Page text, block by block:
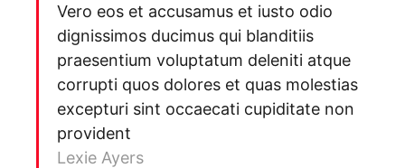
Vero eos et accusamus et iusto odio
dignissimos ducimus qui blanditiis
praesentium voluptatum deleniti atque
corrupti quos dolores et quas molestias
excepturi sint occaecati cupiditate non
provident
Lexie Ayers